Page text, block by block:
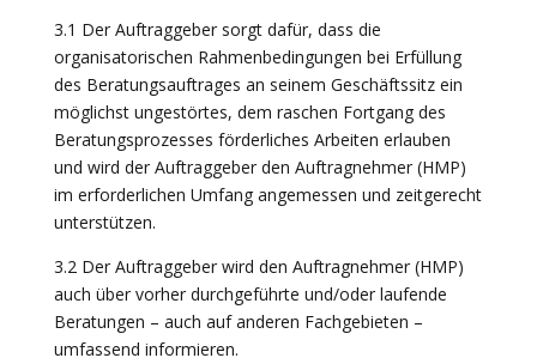
3.1 Der Auftraggeber sorgt dafür, dass die
organisatorischen Rahmenbedingungen bei Erfüllung
des Beratungsauftrages an seinem Geschäftssitz ein
möglichst ungestörtes, dem raschen Fortgang des
Beratungsprozesses förderliches Arbeiten erlauben
und wird der Auftraggeber den Auftragnehmer (HMP)
im erforderlichen Umfang angemessen und zeitgerecht
unterstützen.
3.2 Der Auftraggeber wird den Auftragnehmer (HMP)
auch über vorher durchgeführte und/oder laufende
Beratungen – auch auf anderen Fachgebieten –
umfassend informieren.